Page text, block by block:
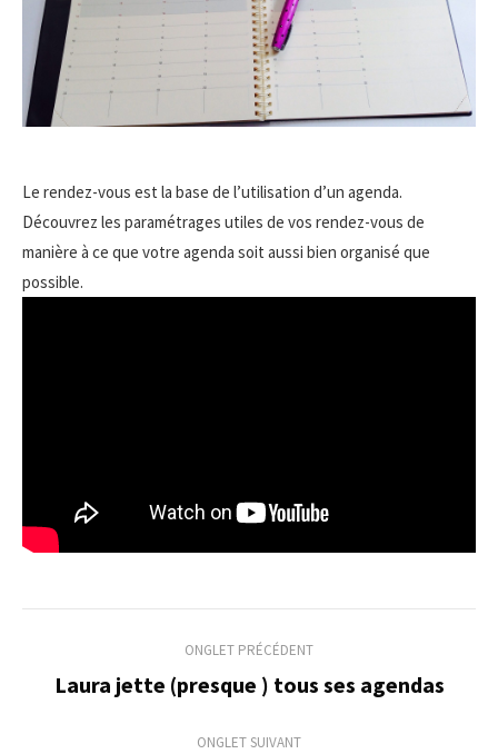
Le rendez-vous est la base de l’utilisation d’un agenda.
Découvrez les paramétrages utiles de vos rendez-vous de
manière à ce que votre agenda soit aussi bien organisé que
possible.
de
commentaire
ONGLET PRÉCÉDENT
Onglet
Laura jette (presque ) tous ses agendas
ONGLET SUIVANT